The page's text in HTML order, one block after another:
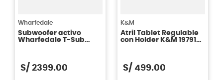
Wharfedale
Subwoofer activo
Wharfedale T-Sub
S/ 2399.00
K&M
Atril Tablet Regulable
con Holder K&M 19791-
S/ 499.00